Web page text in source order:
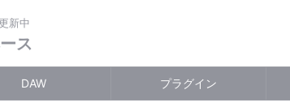
新中
ス
DAW プラグイン